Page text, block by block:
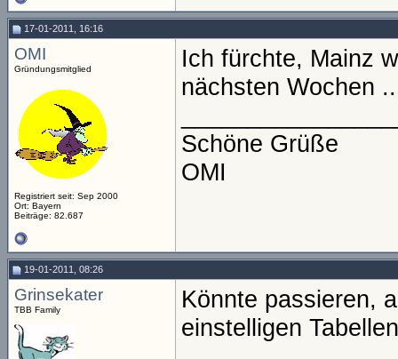
17-01-2011, 16:16
OMI
Gründungsmitglied
Registriert seit: Sep 2000
Ort: Bayern
Beiträge: 82.687
Ich fürchte, Mainz
nächsten Wochen
Schöne Grüße
OMI
19-01-2011, 08:26
Grinsekater
TBB Family
Könnte passieren,
einstelligen